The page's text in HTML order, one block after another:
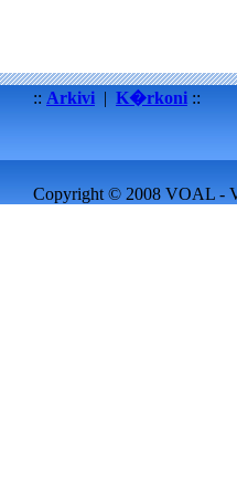
:: Arkivi | K�rkoni ::
Copyright © 2008 VOAL -